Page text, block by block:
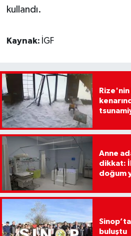
kullandı.
Kaynak: İGF
Rize'nin
Anne
dikkat:
doğum
buluştu